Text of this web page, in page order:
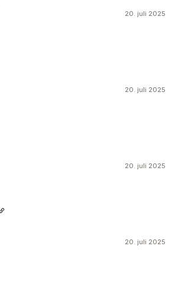
20. juli 2025
20. juli 2025
20. juli 2025
20. juli 2025